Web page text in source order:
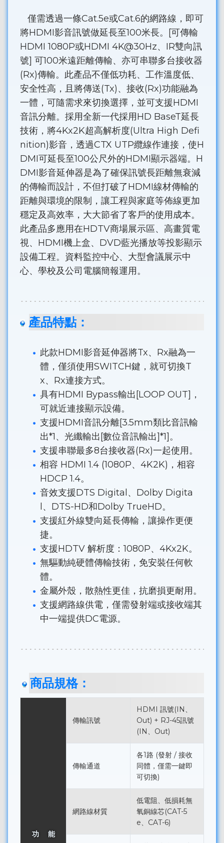
僅需透過一條Cat.5e或Cat.6的網路線，即可
將HDMI影音訊號做延長至100米長。[可傳輸
HDMI 1080P或HDMI 4K@30Hz、IR雙向訊
號] 可100米遠距離傳輸、亦可串聯多台接收器
(Rx)傳輸。此產品不僅低功耗、工作溫度低、
安全性高，且將傳送(Tx)、接收(Rx)功能融為
一體，可隨需求來切換選擇，並可支援HDMI
音訊分離。採用全新一代採用HD BaseT延長
技術，將4Kx2K超高解析度(Ultra High Defi
nition)影音，透過CTX UTP纜線作連接，使H
DMI可延長至100公尺外的HDMI顯示器端。H
DMI影音延伸器是為了確保訊號長距離無衰減
的傳輸而設計，不但打破了HDMI線材傳輸的
距離與環境的限制，讓工程與家庭等佈線更加
穩定及高效率，大大節省了客戶的使用成本。
此產品多應用在HDTV商場展示區、高畫質電
視、HDMI機上盒、DVD藍光播放等投影顯示
設備工程。資料監控中心、大型會議展示中
心、學校及公司電腦簡報運用。
產品特點：
此款HDMI影音延伸器將Tx、Rx融為一
體，僅須使用SWITCH鍵，就可切換T
x、Rx連接方式。
具有HDMI Bypass輸出[LOOP OUT]，
可就近連接顯示設備。
支援HDMI音訊分離[3.5mm類比音訊輸
出*1、光纖輸出[數位音訊輸出]*1]。
支援串聯最多8台接收器(Rx)一起使用。
相容 HDMI 1.4 (1080P、4K2K)，相容
HDCP 1.4。
音效支援DTS Digital、Dolby Digita
l、DTS-HD和Dolby TrueHD。
支援紅外線雙向延長傳輸，讓操作更便
捷。
支援HDTV 解析度：1080P、4Kx2K。
無驅動純硬體傳輸技術，免安裝任何軟
體。
金屬外殼，散熱性更佳，抗磨損更耐用。
支援網路線供電，僅需發射端或接收端其
中一端提供DC電源。
商品規格：
功 能
傳輸訊號
HDMI 訊號(IN、
Out) + RJ-45訊號
(IN、Out)
傳輸通道
各1路 (發射 / 接收
同體，僅需一鍵即
可切換)
網路線材質
低電阻、低損耗無
氧銅線芯(CAT-5
e、CAT-6)